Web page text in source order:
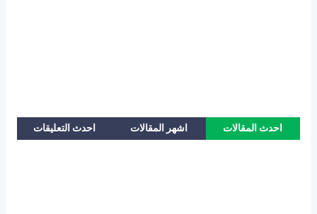
احدث المقالات اشهر المقالات احدث التعليقات